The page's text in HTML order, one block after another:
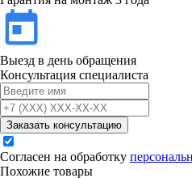
Выезд в день обращения
Консультация специалиста
Заказать консультацию
Согласен на обработку
Похожие товары